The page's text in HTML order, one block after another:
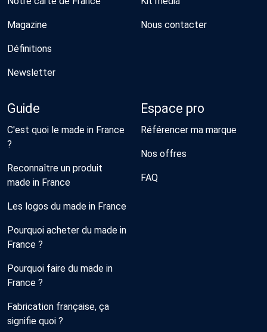
Magazine
Définitions
Newsletter
Nous contacter
Guide
C'est quoi le made in France
?
Reconnaître un produit
made in France
Les logos du made in France
Pourquoi acheter du made in
France ?
Pourquoi faire du made in
France ?
Fabrication française, ça
signifie quoi ?
Espace pro
Référencer ma marque
Nos offres
FAQ